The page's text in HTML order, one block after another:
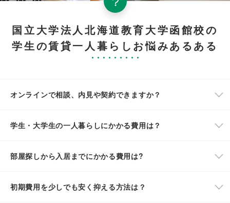
国立大学法人北海道教育大学函館校の
学生の賃貸一人暮らしお悩みあるある
オンラインで相談、内見や契約できますか？
学生・大学生の一人暮らしにかかる費用は？
部屋探しから入居までにかかる費用は?
初期費用を少しでも安く抑える方法は？